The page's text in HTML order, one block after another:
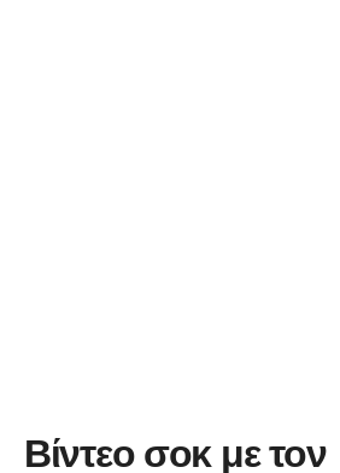
Βίντεο σοκ με τον